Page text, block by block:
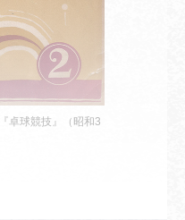
卓球競技』（昭和3